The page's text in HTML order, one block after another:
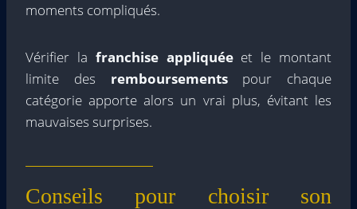
moments compliqués.
Vérifier la franchise appliquéeet le montant
limite des remboursementspour chaque
catégorie apporte alors un vrai plus, évitant les
mauvaises surprises.
Conseils pour choisir son